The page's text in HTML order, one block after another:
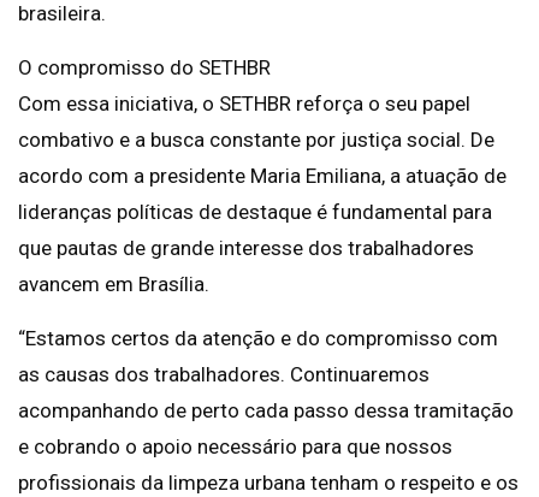
brasileira.
O compromisso do SETHBR
Com essa iniciativa, o SETHBR reforça o seu papel
combativo e a busca constante por justiça social. De
acordo com a presidente Maria Emiliana, a atuação de
lideranças políticas de destaque é fundamental para
que pautas de grande interesse dos trabalhadores
avancem em Brasília.
“Estamos certos da atenção e do compromisso com
as causas dos trabalhadores. Continuaremos
acompanhando de perto cada passo dessa tramitação
e cobrando o apoio necessário para que nossos
profissionais da limpeza urbana tenham o respeito e os